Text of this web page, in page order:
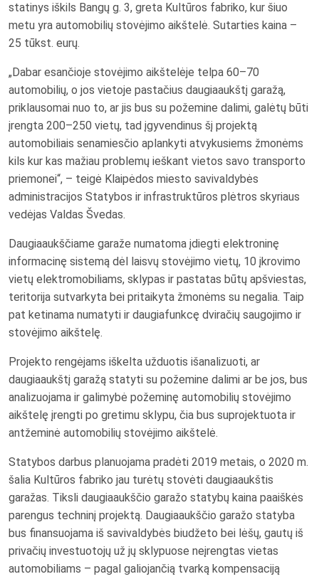
statinys iškils Bangų g. 3, greta Kultūros fabriko, kur šiuo
metu yra automobilių stovėjimo aikštelė. Sutarties kaina –
25 tūkst. eurų.
„Dabar esančioje stovėjimo aikštelėje telpa 60–70
automobilių, o jos vietoje pastačius daugiaaukštį garažą,
priklausomai nuo to, ar jis bus su požemine dalimi, galėtų būti
įrengta 200–250 vietų, tad įgyvendinus šį projektą
automobiliais senamiesčio aplankyti atvykusiems žmonėms
kils kur kas mažiau problemų ieškant vietos savo transporto
priemonei“, – teigė Klaipėdos miesto savivaldybės
administracijos Statybos ir infrastruktūros plėtros skyriaus
vedėjas Valdas Švedas.
Daugiaaukščiame garaže numatoma įdiegti elektroninę
informacinę sistemą dėl laisvų stovėjimo vietų, 10 įkrovimo
vietų elektromobiliams, sklypas ir pastatas būtų apšviestas,
teritorija sutvarkyta bei pritaikyta žmonėms su negalia. Taip
pat ketinama numatyti ir daugiafunkcę dviračių saugojimo ir
stovėjimo aikštelę.
Projekto rengėjams iškelta užduotis išanalizuoti, ar
daugiaaukštį garažą statyti su požemine dalimi ar be jos, bus
analizuojama ir galimybė požeminę automobilių stovėjimo
aikštelę įrengti po gretimu sklypu, čia bus suprojektuota ir
antžeminė automobilių stovėjimo aikštelė.
Statybos darbus planuojama pradėti 2019 metais, o 2020 m.
šalia Kultūros fabriko jau turėtų stovėti daugiaaukštis
garažas. Tiksli daugiaaukščio garažo statybų kaina paaiškės
parengus techninį projektą. Daugiaaukščio garažo statyba
bus finansuojama iš savivaldybės biudžeto bei lėšų, gautų iš
privačių investuotojų už jų sklypuose neįrengtas vietas
automobiliams – pagal galiojančią tvarką kompensaciją